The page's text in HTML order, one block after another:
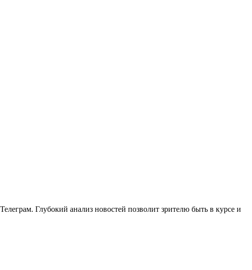
Глубокий анализ новостей позволит зрителю быть в курсе и